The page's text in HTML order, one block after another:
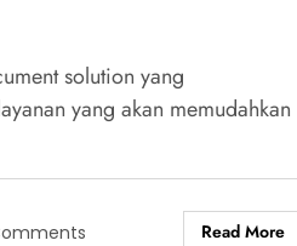
solution yang
yang akan memudahkan
Read More